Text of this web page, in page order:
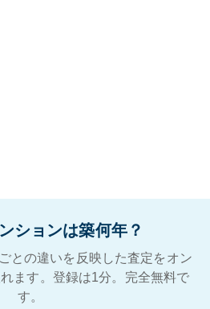
ションは築何年？
との違いを反映した査定をオン
ます。登録は1分。完全無料で
す。